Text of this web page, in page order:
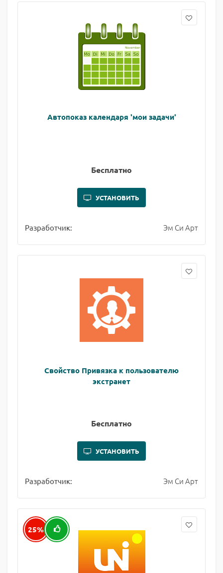
Автопоказ календаря 'мои задачи'
Бесплатно
УСТАНОВИТЬ
Разработчик: Эм Си Арт
Свойство Привязка к пользователю
экстранет
Бесплатно
УСТАНОВИТЬ
Разработчик: Эм Си Арт
25%